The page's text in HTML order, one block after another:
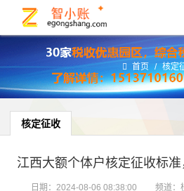
首页 / 核定
核定征收
江西大额个体户核定征收标准
日期： 2024-08-06 08:38:00 频道：